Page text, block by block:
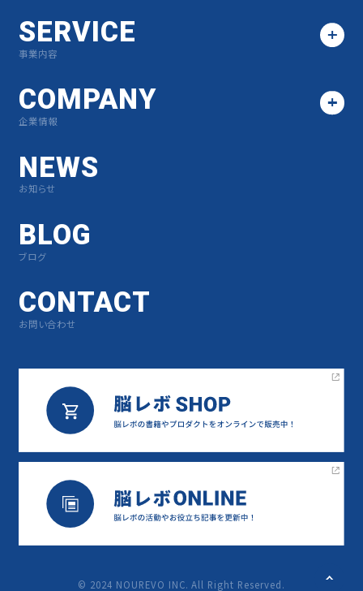
SERVICE
事業内容
COMPANY
企業情報
NEWS
お知らせ
BLOG
ブログ
CONTACT
お問い合わせ
©︎ 2024 NOUREVO INC. All Right Reserved.